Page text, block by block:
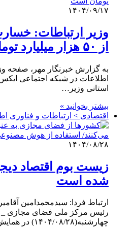
۱۴۰۴/۰۹/۱۷
وزیر ارتباطات:
از ۵۰ هزار میلیارد تومان است
به گزارش خبرنگار مهر، صفحه
اطلاعات در شبکه اجتماعی
استانی وزیر…
بیشتر بخوانید »
اقتصادی > ارتباطات و فناوری
۱۴۰۴/۰۸/۲۸
زیست بوم اقتصاد
شده است
ارتباط فردا: سیدمحمدامین
رئیس مرکز ملی فضای مجازی
چهارشنبه(۱۴۰۴/۰۸/۲۸) در همایش جام…